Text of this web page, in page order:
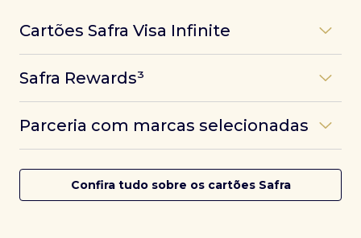
Cartões Safra Visa Infinite
experiências refinadas a benefícios únicos, como
converte seus investimentos em limite no cartão e
conta com acesso a mais de 1.400 salas VIP Dragon
Pass ao redor do mundo.
Safra Rewards³
das melhores pontuações do mercado.
Parceria com marcas selecionadas
cartões Safra.
Confira tudo sobre os cartões Safra